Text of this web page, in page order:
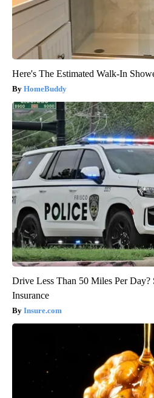
Here's The Estimated Walk-In
HomeBuddy
Drive Less Than 50 Miles Per
Insurance
Insure.com